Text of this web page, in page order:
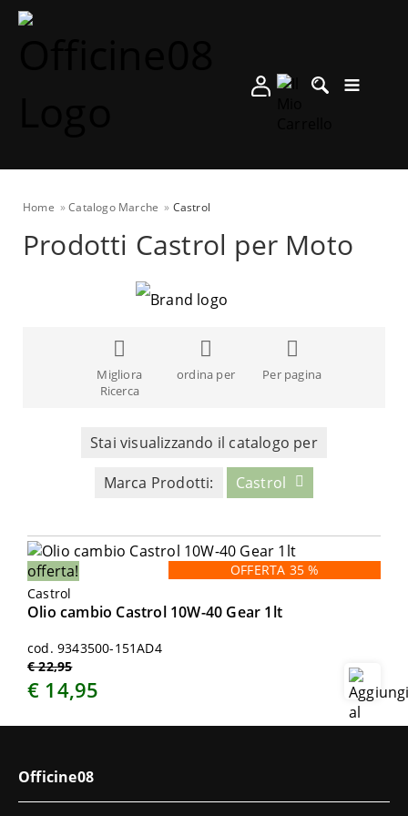
Home Catalogo Marche Castrol
Prodotti Castrol per Moto
Migliora
Ricerca
ordina per Per pagina
Stai visualizzando il catalogo per
Marca Prodotti:
Castrol
offerta!
OFFERTA 35 %
Castrol
Olio cambio Castrol 10W-40 Gear 1lt
cod. 9343500-151AD4
€ 22,95
€ 14,95
Officine08